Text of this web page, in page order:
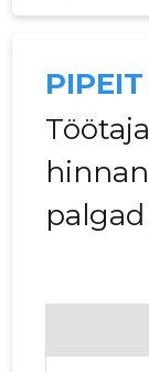
palgad